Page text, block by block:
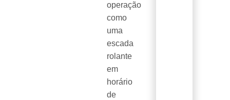
operação
como
uma
escada
rolante
em
horário
de